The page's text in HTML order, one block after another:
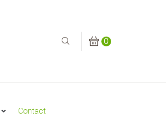
0
Contact